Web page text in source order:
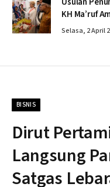
KH Ma’ruf
Penahapan
Selasa, 2 April
BISNIS
Dirut
Langsung
Satgas